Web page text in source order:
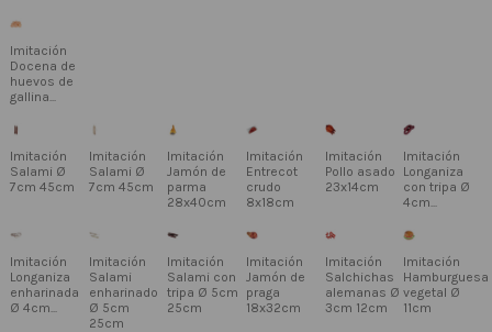
Imitación
Docena de
huevos de
gallina...
Imitación
Salami Ø
7cm 45cm
Imitación
Salami Ø
7cm 45cm
Imitación
Jamón de
parma
28x40cm
Imitación
Entrecot
crudo
8x18cm
Imitación
Pollo asado
23x14cm
Imitación
Longaniza
con tripa Ø
4cm...
Imitación
Longaniza
enharinada
Ø 4cm...
Imitación
Salami
enharinado
Ø 5cm
25cm
Imitación
Salami con
tripa Ø 5cm
25cm
Imitación
Jamón de
praga
18x32cm
Imitación
Salchichas
alemanas Ø
3cm 12cm
Imitación
Hamburguesa
vegetal Ø
11cm